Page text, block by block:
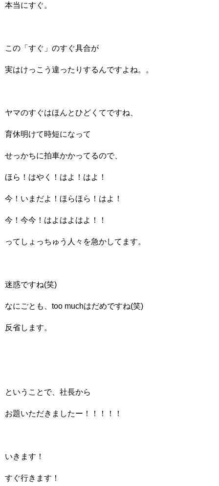
本当にすぐ。
この「すぐ」のすぐ具合が
実はけっこう違ったりするんですよね。。
ヤマのすぐはほんとひどくてですね、
育休明けて時短になって
せっかちに拍車かかってるので、
ほら！はやく！はよ！はよ！
今！いまだよ！ほらほら！はよ！
今！今今！はよはよはよ！！
ってしょっちゅう人々を急かしてます。
迷惑ですね(笑)
なにごとも、too muchはだめですね(笑)
反省します。
ということで、社長から
お題いただきましたー！！！！！
いきます！
すぐ行きます！